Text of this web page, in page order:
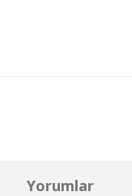
Yorumlar